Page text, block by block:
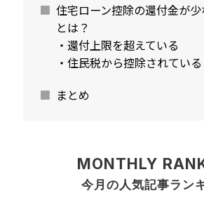
住宅ローン控除の還付金が
とは？
・還付上限を超えている
・住民税から控除されている
まとめ
MONTHLY
今月の人気記事ラン